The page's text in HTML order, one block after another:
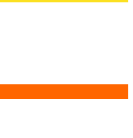
друк. Замовлення